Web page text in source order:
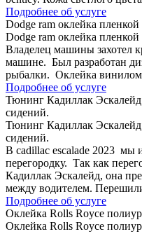
Подробнее об услуге
Dodge ram оклейка
Dodge ram оклейка
Владелец машины захотел
машине. Был разработан
рыбалки. Оклейка винилом
Подробнее об услуге
Тюнинг Кадиллак
сидений.
Тюнинг Кадиллак
сидений.
В cadillac escalade 2023 мы
перегородку. Так как
Кадиллак Эскалейд, она
между водителем.
Подробнее об услуге
Оклейка Rolls Royce
Оклейка Rolls Royce